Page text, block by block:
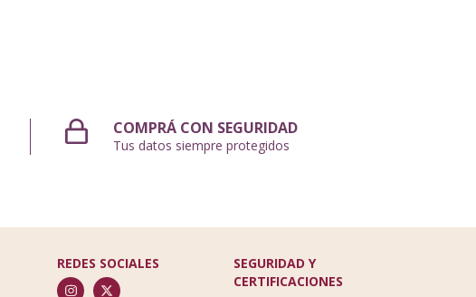
COMPRÁ CON SEGURIDAD
Tus datos siempre protegidos
REDES SOCIALES
SEGURIDAD Y
CERTIFICACIONES